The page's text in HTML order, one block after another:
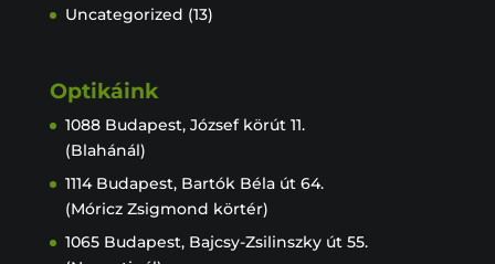
Uncategorized (13)
Optikáink
1088 Budapest, József körút 11.
(Blahánál)
1114 Budapest, Bartók Béla út 64.
(Móricz Zsigmond körtér)
1065 Budapest, Bajcsy-Zsilinszky út 55.